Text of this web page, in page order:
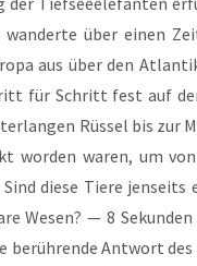
wan­der­te über einen
aus über den
für Schritt fest auf
Rüs­sel bis zur
wor­den waren, um
die­se Tie­re jen­seits
Wesen? — 8
berüh­ren­de Ant­wort